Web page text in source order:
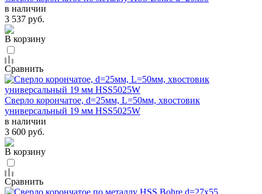
в наличии
3 537 руб.
В корзину
Сравнить
Сверло корончатое, d=25мм, L=50мм, хвостовик
универсальный 19 мм HSS5025W
в наличии
3 600 руб.
В корзину
Сравнить